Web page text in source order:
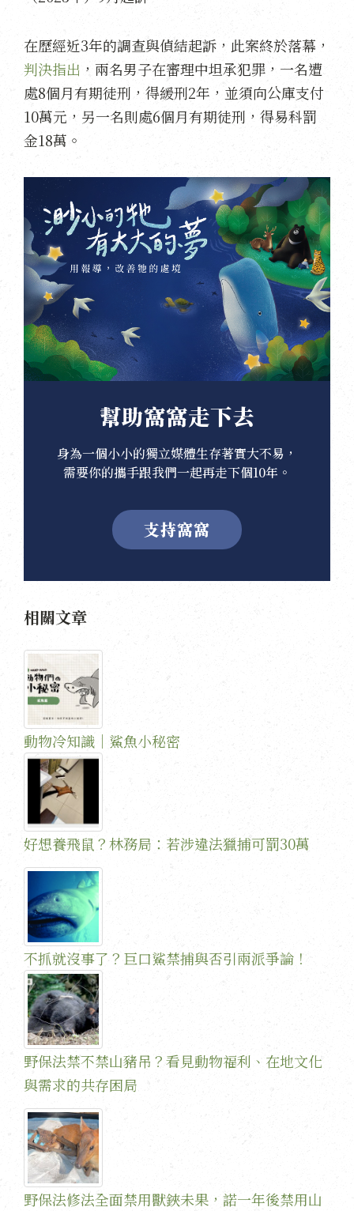
在歷經近3年的調查與偵結起訴，此案終於落幕，
判決指出 ，兩名男子在審理中坦承犯罪，一名遭
處8個月有期徒刑，得緩刑2年，並須向公庫支付
10萬元，另一名則處6個月有期徒刑，得易科罰
金18萬。
幫助窩窩走下去
身為一個小小的獨立媒體生存著實大不易，
需要你的攜手跟我們一起再走下個10年。
支持窩窩
相關文章
動物冷知識｜鯊魚小秘密
好想養飛鼠？林務局：若涉違法獵捕可罰30萬
不抓就沒事了？巨口鯊禁捕與否引兩派爭論！
野保法禁不禁山豬吊？看見動物福利、在地文化
與需求的共存困局
野保法修法全面禁用獸鋏未果，諾一年後禁用山